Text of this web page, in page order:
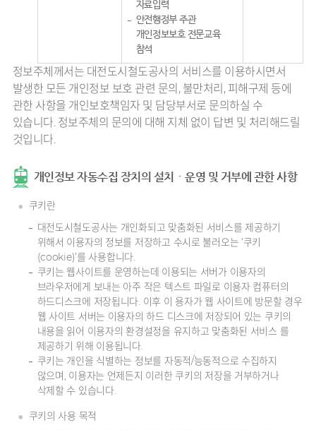
자료입력
안전행정부 주관
개인정보보호 전문교육
참석
정보주체께서는 대전도시철도공사의 서비스를 이용하시면서
발생한 모든 개인정보 보호 관련 문의, 불만처리, 피해구제 등에
관한 사항을 개인보호책임자 및 담당부서로 문의하실 수
있습니다. 정보주체의 문의에 대해 지체 없이 답변 및 처리해드릴
것입니다.
개인정보 자동수집 장치의 설치ㆍ운영 및 거부에 관한 사항
쿠키란
대전도시철도공사는 개인화되고 맞춤화된 서비스를 제공하기
위해서 이용자의 정보를 저장하고 수시로 불러오는 ‘쿠키
(cookie)’를 사용합니다.
쿠키는 웹사이트를 운영하는데 이용되는 서버가 이용자의
브라우저에게 보내는 아주 작은 텍스트 파일로 이용자 컴퓨터의
하드디스크에 저장됩니다. 이후 이 용자가 웹 사이트에 방문할 경우
웹 사이트 서버는 이용자의 하드 디스크에 저장되어 있는 쿠키의
내용을 읽어 이용자의 환경설정을 유지하고 맞춤화된 서비스 를
제공하기 위해 이용됩니다.
쿠키는 개인을 식별하는 정보를 자동적/능동적으로 수집하지
않으며, 이용자는 언제든지 이러한 쿠키의 저장을 거부하거나
삭제할 수 있습니다.
쿠키의 사용 목적